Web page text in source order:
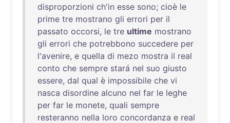
disproporzioni ch'in esse sono; cioè le
prime tre mostrano gli errori per il
passato occorsi, le tre ultime mostrano
gli errori che potrebbono succedere per
l'avenire, e quella di mezo mostra il real
conto che sempre stará nel suo giusto
essere, dal qual è impossibile che vi
nasca disordine alcuno nel far le leghe
per far le monete, quali sempre
resteranno nella loro concordanza e real